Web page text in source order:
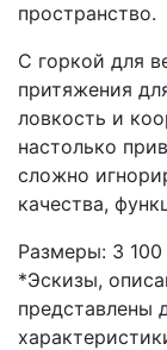
пространство.
С горкой для
притяжения
ловкость и
настолько
сложно
качества,
Размеры: 3
*Эскизы,
представлены